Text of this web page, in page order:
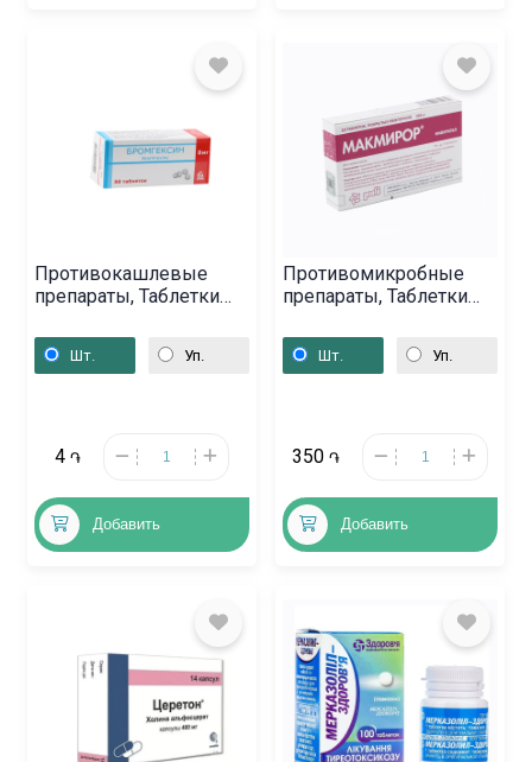
Противокашлевые
препараты, Таблетки
Բելառուս
Шт. Уп.
4 ֏
Добавить
Противомикробные
препараты, Таблетки
Իտալիա
Шт. Уп.
350 ֏
Добавить